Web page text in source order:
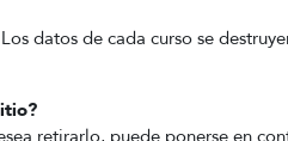
datos de cada curso se
retirarlo, puede ponerse en